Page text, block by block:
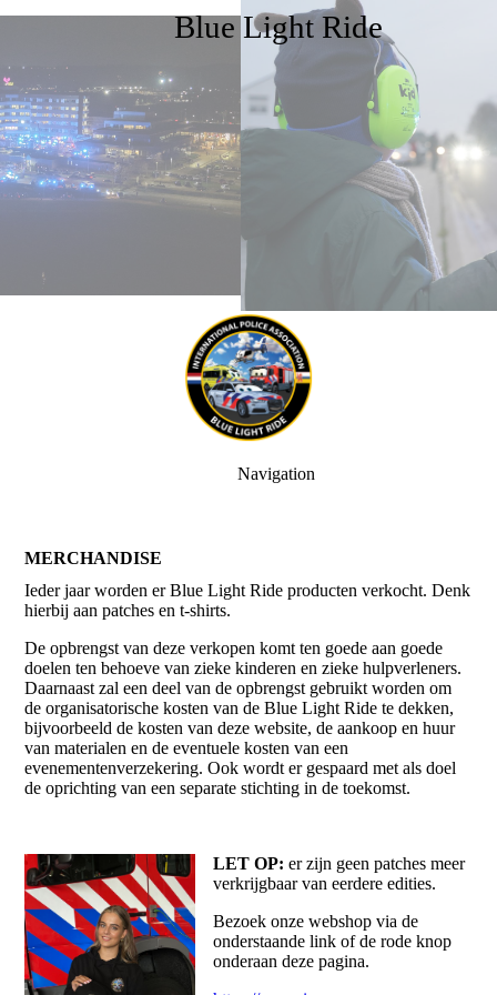
Blue Light Ride
Navigation
MERCHANDISE
Ieder jaar worden er Blue Light Ride producten verkocht. Denk
hierbij aan patches en t-shirts.
De opbrengst van deze verkopen komt ten goede aan goede
doelen ten behoeve van zieke kinderen en zieke hulpverleners.
Daarnaast zal een deel van de opbrengst gebruikt worden om
de organisatorische kosten van de Blue Light Ride te dekken,
bijvoorbeeld de kosten van deze website, de aankoop en huur
van materialen en de eventuele kosten van een
evenementenverzekering. Ook wordt er gespaard met als doel
de oprichting van een separate stichting in de toekomst.
LET OP: er zijn geen patches meer
verkrijgbaar van eerdere edities.
Bezoek onze webshop via de
onderstaande link of de rode knop
onderaan deze pagina.